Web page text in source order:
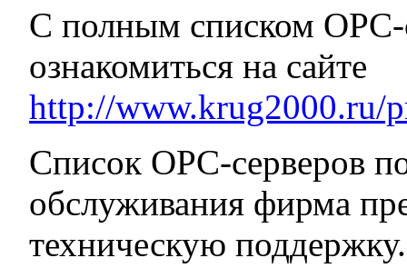
С полным списком
ознакомиться на сайте
http://www.krug2000.ru/
Список OPC-серверов
обслуживания фирма
техническую поддержку.